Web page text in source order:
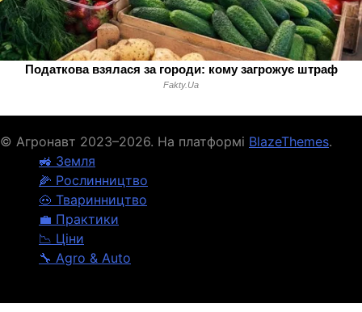
© Агронавт 2023–2026. На платформі BlazeThemes.
🚜 Земля
🌽 Рослинництво
🐽 Тваринництво
💼 Практики
📉 Ціни
🔧 Agro & Auto